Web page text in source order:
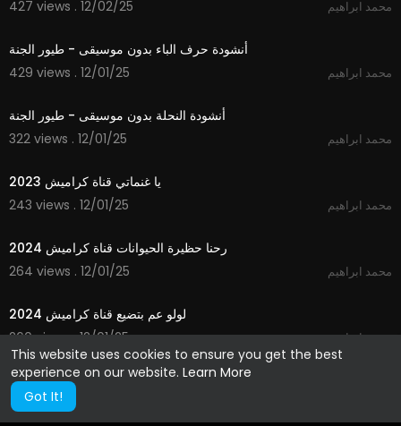
This website uses cookies to ensure you get the best
experience on our website. Learn More
Got It!
427 views . 12/02/25
محمد ابراهيم
أنشودة حرف الباء بدون موسيقى - طيور الجنة
429 views . 12/01/25
محمد ابراهيم
أنشودة النحلة بدون موسيقى - طيور الجنة
322 views . 12/01/25
محمد ابراهيم
يا غنماتي قناة كراميش 2023
243 views . 12/01/25
محمد ابراهيم
رحنا حظيرة الحيوانات قناة كراميش 2024
264 views . 12/01/25
محمد ابراهيم
لولو عم بتضيع قناة كراميش 2024
260 views . 12/01/25
محمد ابراهيم